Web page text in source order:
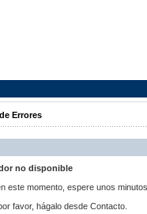
Errores
no disponible
este momento, espere unos
favor, hágalo desde Contacto.